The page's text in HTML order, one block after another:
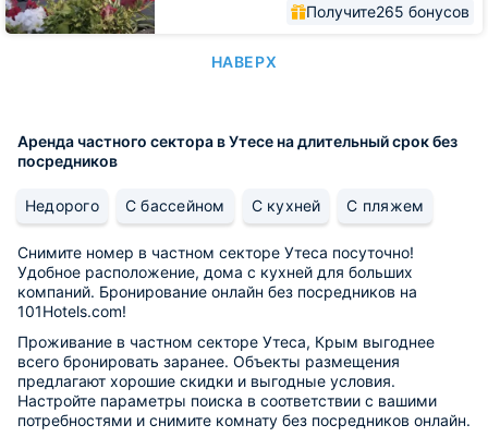
Получите265 бонусов
НАВЕРХ
Аренда частного сектора в Утесе на длительный срок без
посредников
Недорого С бассейном С кухней С пляжем
Снимите номер в частном секторе Утеса посуточно!
Удобное расположение, дома с кухней для больших
компаний. Бронирование онлайн без посредников на
101Hotels.com!
Проживание в частном секторе Утеса, Крым выгоднее
всего бронировать заранее. Объекты размещения
предлагают хорошие скидки и выгодные условия.
Настройте параметры поиска в соответствии с вашими
потребностями и снимите комнату без посредников онлайн.